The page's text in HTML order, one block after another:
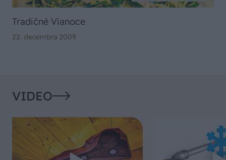
Tradičné Vianoce
22. decembra 2009
VIDEO